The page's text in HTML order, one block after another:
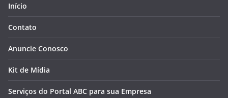
Início
Contato
Anuncie Conosco
Kit de Mídia
Serviços do Portal ABC para sua Empresa